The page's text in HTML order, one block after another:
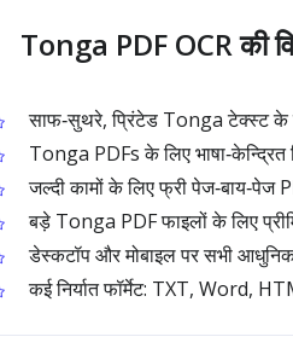
Tonga PDF OCR की
साफ‑सुथरे, प्रिंटेड Tonga टेक्स्ट के
Tonga PDFs के लिए भाषा‑केन्द्रित
जल्दी कामों के लिए फ्री पेज‑बाय‑पेज
बड़े Tonga PDF फाइलों के लिए
डेस्कटॉप और मोबाइल पर सभी
कई निर्यात फॉर्मेट: TXT, Word,